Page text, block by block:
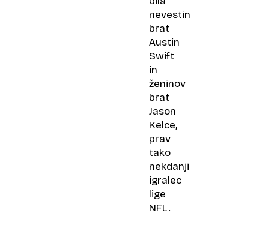
nevestin
brat
Austin
Swift
in
ženinov
brat
Jason
Kelce,
prav
tako
nekdanji
igralec
lige
NFL.